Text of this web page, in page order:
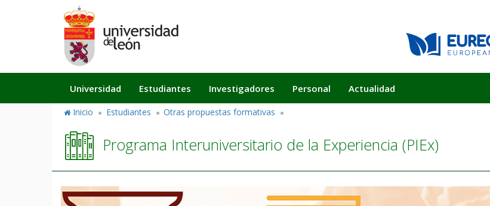
Navegación
principal
Universidad Estudiantes Investigadores Personal Actualidad
Inicio Estudiantes Otras propuestas formativas
Programa Interuniversitario de la Experiencia (PIEx)